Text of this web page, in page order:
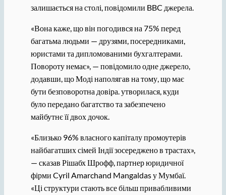
залишається на столі, повідомили BBC джерела.
«Вона каже, що він погодився на 75% перед
багатьма людьми — друзями, посередниками,
юристами та дипломованими бухгалтерами.
Повороту немає», — повідомило одне джерело,
додавши, що Моді наполягав на тому, що має
бути безповоротна довіра. утворилася, куди
було передано багатство та забезпечено
майбутнє її двох дочок.
«Близько 96% власного капіталу промоутерів
найбагатших сімей Індії зосереджено в трастах»,
— сказав Рішабх Шрофф, партнер юридичної
фірми Cyril Amarchand Mangaldas у Мумбаї.
«Ці структури стають все більш привабливими